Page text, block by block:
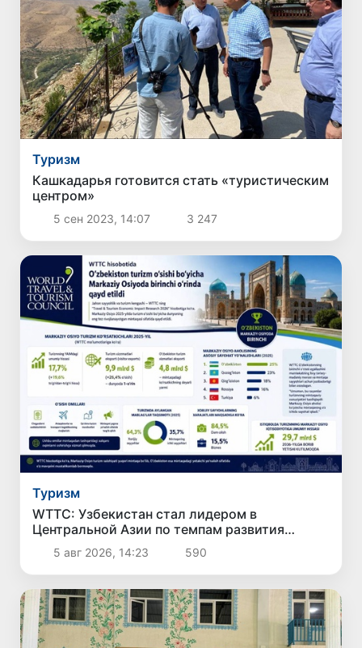
Туризм
Кашкадарья готовится стать «туристическим
центром»
5 сен 2023, 14:07 3 247
Туризм
WTTC: Узбекистан стал лидером в
Центральной Азии по темпам развития
туризма
5 авг 2026, 14:23 590